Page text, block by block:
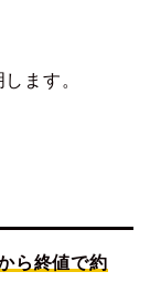
ます。
ら終値で約